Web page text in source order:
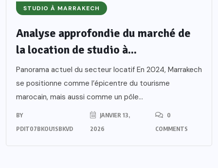
STUDIO À MARRAKECH
Analyse approfondie du marché de
la location de studio à...
Panorama actuel du secteur locatif En 2024, Marrakech
se positionne comme l’épicentre du tourisme
marocain, mais aussi comme un pôle...
BY
PDIT07BKOU1SBKVD
JANVIER 13,
2026
0
COMMENTS